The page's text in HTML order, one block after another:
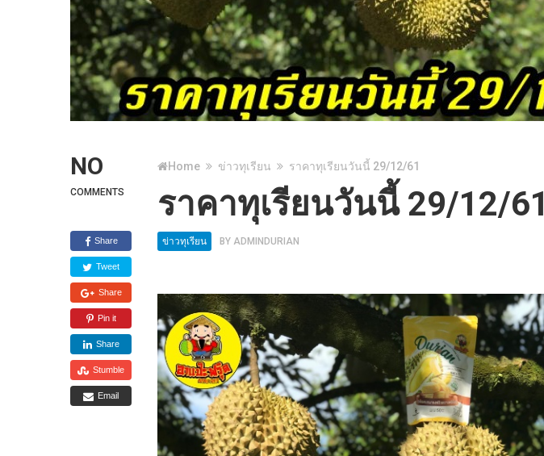
NO
COMMENTS
Share
Tweet
Share
Pin it
Share
Stumble
Email
Home ข่าวทุเรียน ราคาทุเรียนวันนี้ 29/12/61
ราคาทุเรียนวันนี้ 29/12/61
ข่าวทุเรียน BY ADMINDURIAN